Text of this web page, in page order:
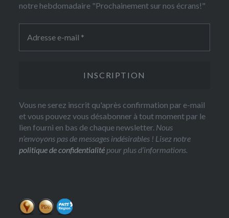
notre hebdomadaire "Prochainement sur nos écrans!"
Vous ne serez inscrit qu'après confirmation par e-mail
et vous pouvez vous désabonner à tout moment par le
lien fourni en bas de chaque newsletter. Nous
n’envoyons pas de messages indésirables ! Lisez notre
politique de confidentialité pour plus d’informations.